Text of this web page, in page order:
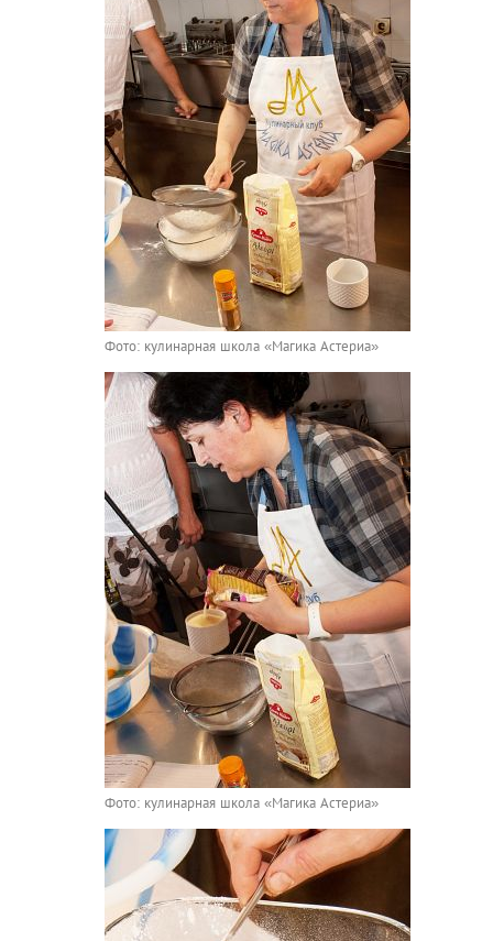
Фото: кулинарная школа «Магика Астериа»
Фото: кулинарная школа «Магика Астериа»